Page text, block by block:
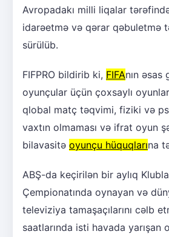
Avropadakı milli liqalar
idarəetmə və qərar qəbuletmə
sürülüb.
FIFPRO bildirib ki, FIFAnın əsas
oyunçular üçün çoxsaylı
qlobal matç təqvimi, fiziki və
vaxtın olmaması və ifrat oyun
bilavasitə oyunçu hüquqlarına
ABŞ-da keçirilən bir aylıq
Çempionatında oynayan və
televiziya tamaşaçılarını cəlb
saatlarında isti havada yarışan